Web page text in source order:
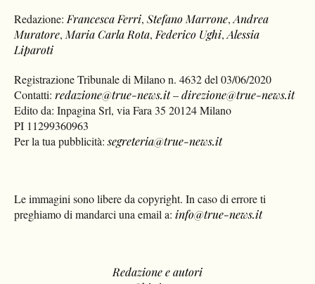
Redazione: Francesca Ferri,Stefano Marrone,Andrea
Muratore, Maria Carla Rota, Federico Ughi,Alessia
Liparoti
Registrazione Tribunale di Milano n. 4632 del 03/06/2020
Contatti:redazione@true-news.it–direzione@true-news.it
Edito da: Inpagina Srl, via Fara 35 20124 Milano
PI 11299360963
Per la tua pubblicità:segreteria@true-news.it
Le immagini sono libere da copyright. In caso di errore ti
preghiamo di mandarci una email a: info@true-news.it
Redazione e autori